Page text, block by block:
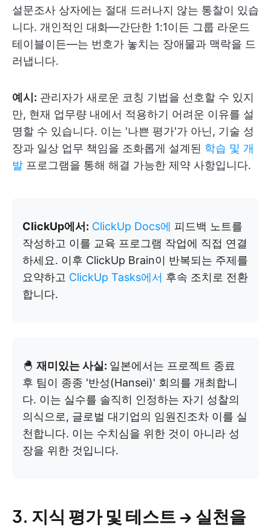
설문조사 상자에는 절대 드러나지 않는 통찰이 있습
니다. 개인적인 대화—간단한 1:1이든 그룹 라운드
테이블이든—는 번호가 놓치는 장애물과 맥락을 드
러냅니다.
예시: 관리자가 새로운 코칭 기법을 선호할 수 있지
만, 현재 업무량 내에서 적용하기 어려운 이유를 설
명할 수 있습니다. 이는 '나쁜 평가'가 아닌, 기술 성
장과 일상 업무 책임을 조화롭게 설계된 학습 및 개
발 프로그램을 통해 해결 가능한 제약 사항입니다.
ClickUp에서: ClickUp Docs에 피드백 노트를
작성하고 이를 교육 프로그램 작업에 직접 연결
하세요. 이후 ClickUp Brain이 반복되는 주제를
요약하고 ClickUp Tasks에서 후속 조치로 전환
합니다.
🐣 재미있는 사실: 일본에서는 프로젝트 종료
후 팀이 종종 '반성(Hansei)' 회의를 개최합니
다. 이는 실수를 솔직히 인정하는 자기 성찰의
의식으로, 글로벌 대기업의 임원진조차 이를 실
천합니다. 이는 수치심을 위한 것이 아니라 성
장을 위한 것입니다.
3. 지식 평가 및 테스트 → 실천을